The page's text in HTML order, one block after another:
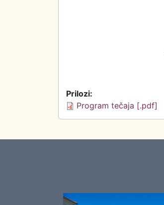
Prilozi:
Program tečaja [.pdf]